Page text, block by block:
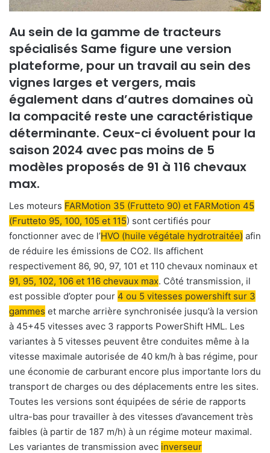
Au sein de la gamme de tracteurs
spécialisés Same figure une version
plateforme, pour un travail au sein des
vignes larges et vergers, mais
également dans d’autres domaines où
la compacité reste une caractéristique
déterminante. Ceux-ci évoluent pour la
saison 2024 avec pas moins de 5
modèles proposés de 91 à 116 chevaux
max.
Les moteurs FARMotion 35 (Frutteto 90) et FARMotion 45
(Frutteto 95, 100, 105 et 115) sont certifiés pour
fonctionner avec de l’HVO (huile végétale hydrotraitée) afin
de réduire les émissions de CO2. Ils affichent
respectivement 86, 90, 97, 101 et 110 chevaux nominaux et
91, 95, 102, 106 et 116 chevaux max. Côté transmission, il
est possible d’opter pour 4 ou 5 vitesses powershift sur 3
gammes et marche arrière synchronisée jusqu’à la version
à 45+45 vitesses avec 3 rapports PowerShift HML. Les
variantes à 5 vitesses peuvent être conduites même à la
vitesse maximale autorisée de 40 km/h à bas régime, pour
une économie de carburant encore plus importante lors du
transport de charges ou des déplacements entre les sites.
Toutes les versions sont équipées de série de rapports
ultra-bas pour travailler à des vitesses d’avancement très
faibles (à partir de 187 m/h) à un régime moteur maximal.
Les variantes de transmission avec inverseur